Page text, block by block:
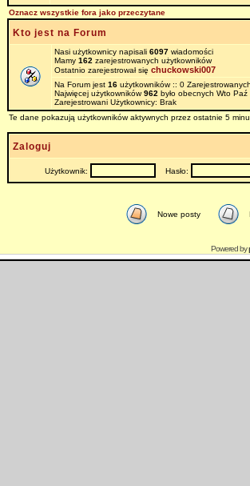
Oznacz wszystkie fora jako przeczytane
Kto jest na Forum
Nasi użytkownicy napisali 6097wiadomości
Mamy 162 zarejestrowanych użytkowników
Ostatnio zarejestrował się chuckowski007
Na Forum jest 16użytkowników :: 0
Najwięcej użytkowników962 było obecnych Wto
Zarejestrowani Użytkownicy: Brak
Te dane pokazują użytkowników aktywnych przez ostatnie 5
Zaloguj
Użytkownik: Hasło:
Nowe posty
Powered by